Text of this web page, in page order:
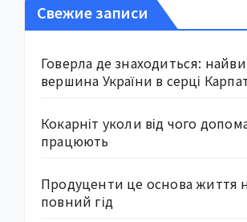
Свежие записи
Говерла де знаходиться:
вершина України в серці
Кокарніт уколи від чого
працюють
Продуценти це основа життя
повний гід